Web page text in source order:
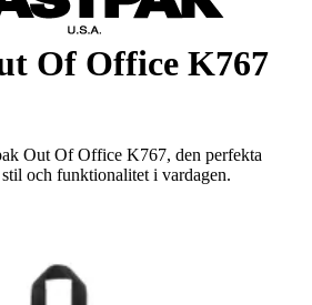
Of Office K767
Out Of Office K767, den perfekta
och funktionalitet i vardagen.